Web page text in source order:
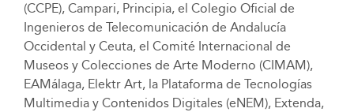
(CCPE), Campari, Principia, el Colegio Oficial de
Ingenieros de Telecomunicación de Andalucía
Occidental y Ceuta, el Comité Internacional de
Museos y Colecciones de Arte Moderno (CIMAM),
EAMálaga, Elektr Art, la Plataforma de Tecnologías
Multimedia y Contenidos Digitales (eNEM), Extenda,